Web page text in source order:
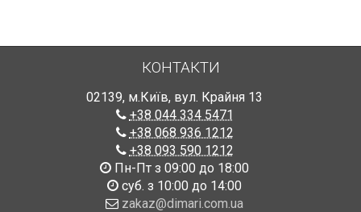
КОНТАКТИ
02139, м.Київ, вул. Крайня 13
+38 044 334 5471
+38 068 936 1212
+38 093 590 1212
Пн-Пт з 09:00 до 18:00
суб. з 10:00 до 14:00
zakaz@dimari.com.ua